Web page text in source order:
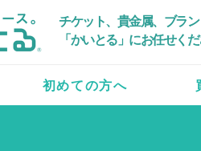
チケット、貴金属、ブラ
「かいとる」にお任せくだ
初めての方へ